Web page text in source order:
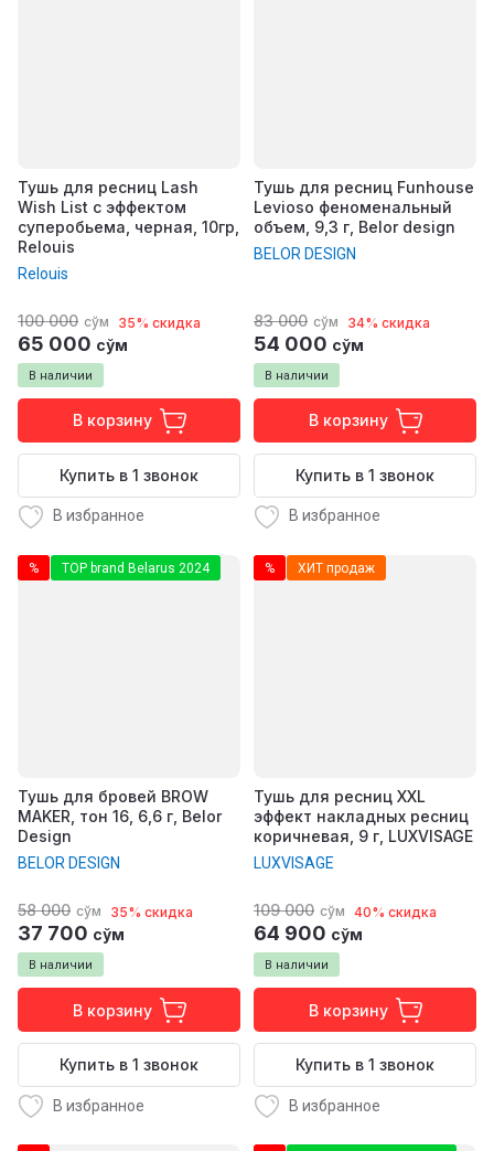
Тушь для ресниц Lash
Wish List с эффектом
суперобьема, черная, 10гр,
Relouis
Relouis
В наличии
100 000 сўм 35% скидка
65 000 сўм
В корзину
Купить в 1 звонок
В избранное
Тушь для ресниц Funhouse
Levioso феноменальный
объем, 9,3 г, Belor design
BELOR DESIGN
В наличии
83 000 сўм 34% скидка
54 000 сўм
В корзину
Купить в 1 звонок
В избранное
% TOP brand Belarus 2024
Тушь для бровей BROW
MAKER, тон 16, 6,6 г, Belor
Design
BELOR DESIGN
В наличии
58 000 сўм 35% скидка
37 700 сўм
В корзину
Купить в 1 звонок
В избранное
% ХИТ продаж
Тушь для ресниц XXL
эффект накладных ресниц
коричневая, 9 г, LUXVISAGE
LUXVISAGE
В наличии
109 000 сўм 40% скидка
64 900 сўм
В корзину
Купить в 1 звонок
В избранное